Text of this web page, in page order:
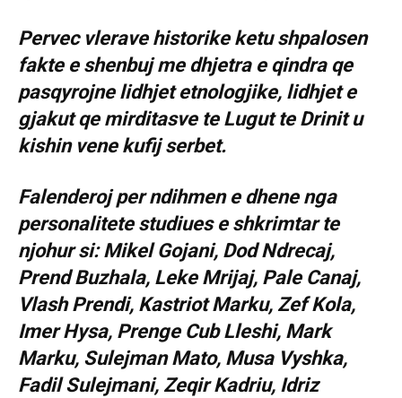
Pervec vlerave historike ketu shpalosen
fakte e shenbuj me dhjetra e qindra qe
pasqyrojne lidhjet etnologjike, lidhjet e
gjakut qe mirditasve te Lugut te Drinit u
kishin vene kufij serbet.
Falenderoj per ndihmen e dhene nga
personalitete studiues e shkrimtar te
njohur si: Mikel Gojani, Dod Ndrecaj,
Prend Buzhala, Leke Mrijaj, Pale Canaj,
Vlash Prendi, Kastriot Marku, Zef Kola,
Imer Hysa, Prenge Cub Lleshi, Mark
Marku, Sulejman Mato, Musa Vyshka,
Fadil Sulejmani, Zeqir Kadriu, Idriz